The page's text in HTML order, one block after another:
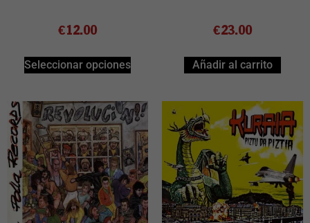
€12.00
Seleccionar opciones
€23.00
Añadir al carrito